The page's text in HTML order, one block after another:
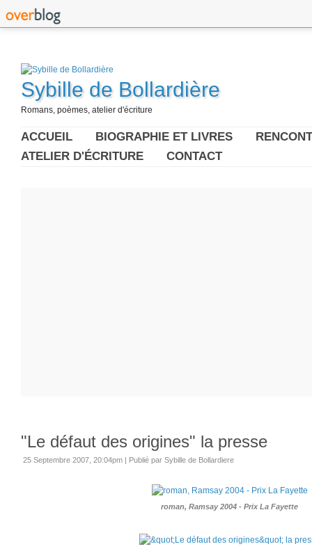
Sybille de Bollardière
Romans, poèmes, atelier d'écriture
ACCUEIL BIOGRAPHIE ET LIVRES
ATELIER D'ÉCRITURE
CONTACT
"Le défaut des origines" la presse
25 Septembre 2007, 20:04pm | Publié par Sybille de Bollardiere
roman, Ramsay 2004 - Prix La Fayette